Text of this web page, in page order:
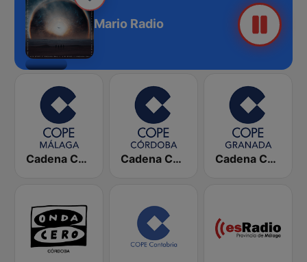
Mario Radio
Cadena COPE Málaga Cadena COPE Córdoba Cadena COPE Granada